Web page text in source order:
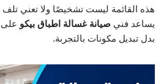
هذه القائمة ليست تشخيصًا ولا تعني تلف
يساعد فني صيانة غسالة اطباق بيكو على
بدل تبديل مكونات بالتجربة.